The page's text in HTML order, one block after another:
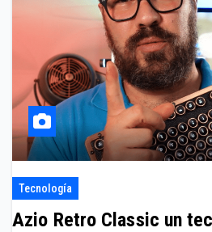
Tecnología
Azio Retro Classic un